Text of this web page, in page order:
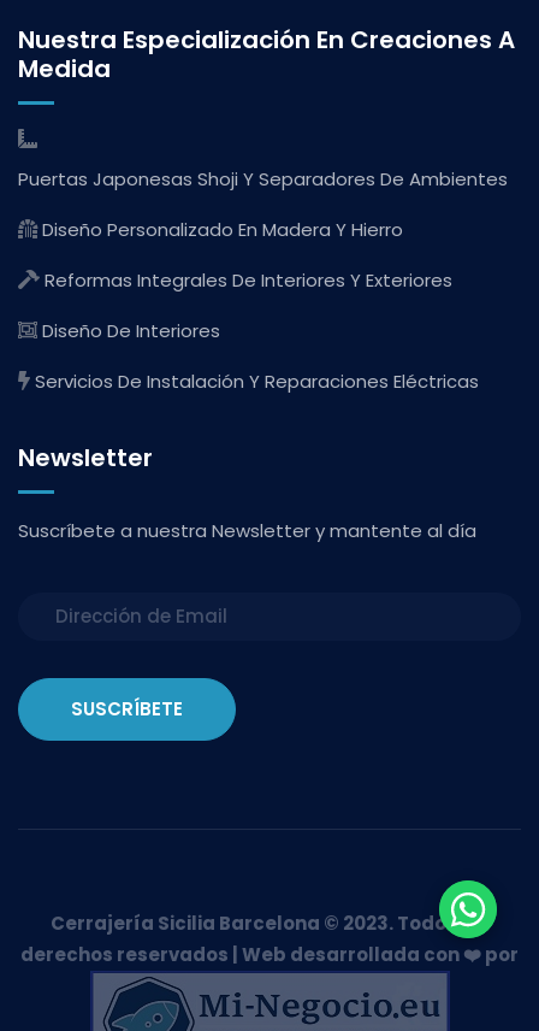
Nuestra Especialización En Creaciones A
Medida
Puertas Japonesas Shoji Y Separadores De Ambientes
Diseño Personalizado En Madera Y Hierro
Reformas Integrales De Interiores Y Exteriores
Diseño De Interiores
Servicios De Instalación Y Reparaciones Eléctricas
Newsletter
Suscríbete a nuestra Newsletter y mantente al día
SUSCRÍBETE
Cerrajería Sicilia Barcelona © 2023. Todos los
derechos reservados | Web desarrollada con ❤️ por